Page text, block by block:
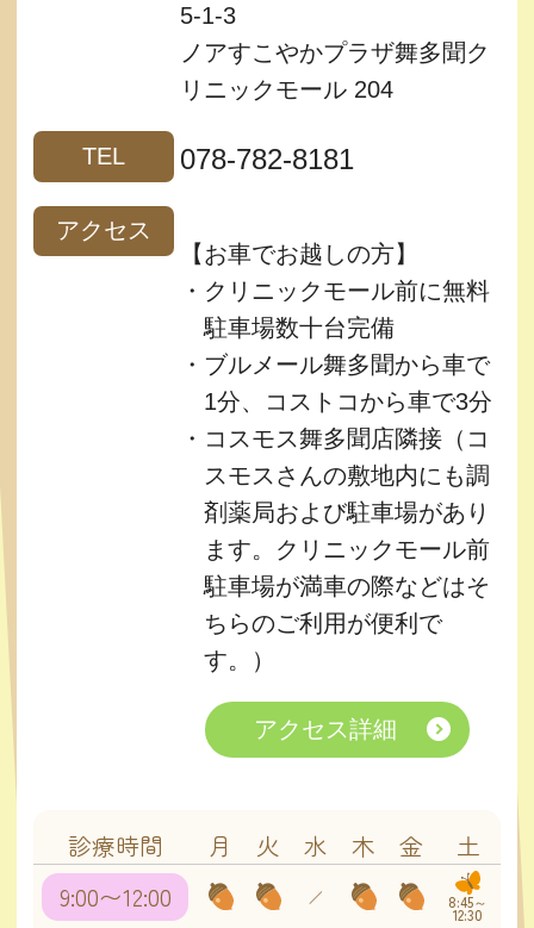
5-1-3
ノアすこやかプラザ舞多聞ク
リニックモール 204
TEL 078-782-8181
アクセス
【お車でお越しの方】
クリニックモール前に無料
駐車場数十台完備
ブルメール舞多聞から車で
1分、コストコから車で3分
コスモス舞多聞店隣接（コ
スモスさんの敷地内にも調
剤薬局および駐車場があり
ます。クリニックモール前
駐車場が満車の際などはそ
ちらのご利用が便利で
す。）
アクセス詳細
診療時間 月 火 水 木 金
土
9:00〜12:00
／ 8:45～
12:30